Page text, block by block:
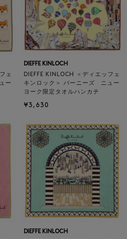
ェ
ー
DIEFFE KINLOCH
DIEFFE KINLOCH ＜ディエッフェ
キンロック＞ バーニーズ ニュー
ヨーク限定タオルハンカチ
¥3,630
DIEFFE KINLOCH